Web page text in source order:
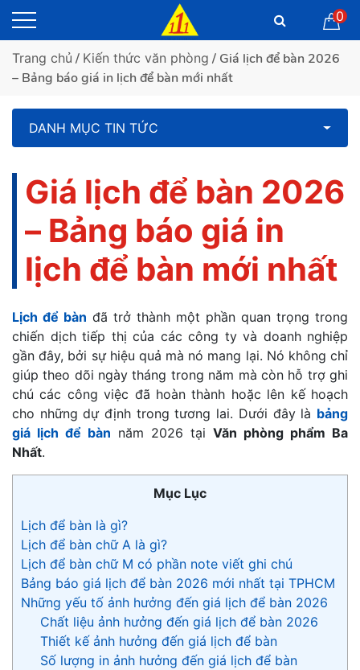
0
Trang chủ / Kiến thức văn phòng / Giá lịch để bàn 2026
– Bảng báo giá in lịch để bàn mới nhất
DANH MỤC TIN TỨC
Giá lịch để bàn 2026
– Bảng báo giá in
lịch để bàn mới nhất
Lịch để bàn đã trở thành một phần quan trọng trong
chiến dịch tiếp thị của các công ty và doanh nghiệp
gần đây, bởi sự hiệu quả mà nó mang lại. Nó không chỉ
giúp theo dõi ngày tháng trong năm mà còn hỗ trợ ghi
chú các công việc đã hoàn thành hoặc lên kế hoạch
cho những dự định trong tương lai. Dưới đây là bảng
giá lịch để bàn năm 2026 tại Văn phòng phẩm Ba
Nhất.
Mục Lục
Lịch để bàn là gì?
Lịch để bàn chữ A là gì?
Lịch để bàn chữ M có phần note viết ghi chú
Bảng báo giá lịch để bàn 2026 mới nhất tại TPHCM
Những yếu tố ảnh hưởng đến giá lịch để bàn 2026
Chất liệu ảnh hưởng đến giá lịch để bàn 2026
Thiết kế ảnh hưởng đến giá lịch để bàn
Số lượng in ảnh hưởng đến giá lịch để bàn